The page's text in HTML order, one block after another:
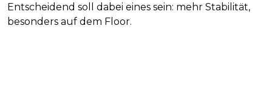
Entscheidend soll dabei eines sein: mehr Stabilität,
besonders auf dem Floor.